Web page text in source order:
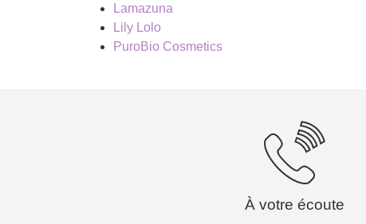
Lamazuna
Lily Lolo
PuroBio Cosmetics
À votre écoute